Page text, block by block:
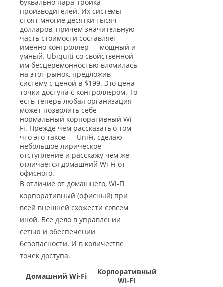
буквально пара-тройка
производителей. Их системы
стоят многие десятки тысяч
долларов, причем значительную
часть стоимости составляет
именно контроллер — мощный и
умный. Ubiquiti со свойственной
им бесцеремонностью вломилась
на этот рынок, предложив
систему с ценой в $199. Это цена
точки доступа с контроллером. То
есть теперь любая организация
может позволить себе
нормальный корпоративный Wi-
Fi. Прежде чем рассказать о том
что это такое — UniFi, сделаю
небольшое лирическое
отступление и расскажу чем же
отличается домашний Wi-Fi от
офисного.
В отличие от домашнего, Wi-Fi
корпоративный (офисный) при
всей внешней схожести совсем
иной. Все дело в управлении
сетью и обеспечении
безопасности. И в количестве
точек доступа.
Домашний Wi-Fi
Корпоративный
Wi-Fi